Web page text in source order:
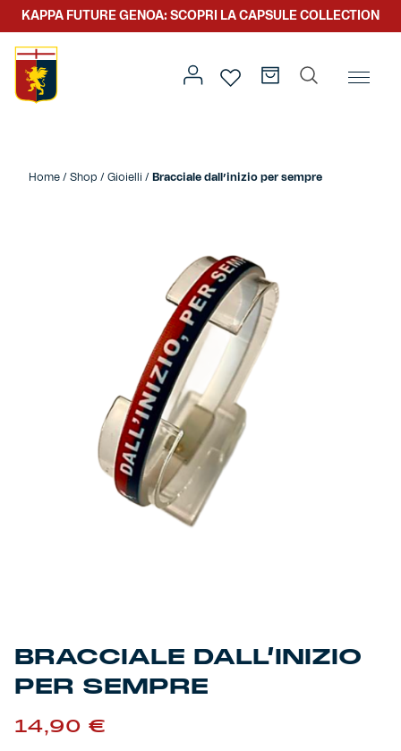
Prima squadra
Primavera
Settore giovanile
Genoa x Rolling Stone
Urban Collection
Throwback Duemila
KAPPA FUTURE GENOA: SCOPRI LA CAPSULE COLLECTION
sempre
Home / Shop / Gioielli / Bracciale dall’inizio per sempre
BRACCIALE DALL’INIZIO
PER SEMPRE
14,90 €